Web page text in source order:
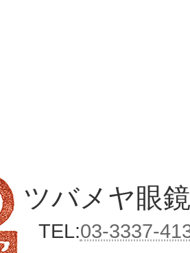
ツバメヤ眼
TEL:03-3337-